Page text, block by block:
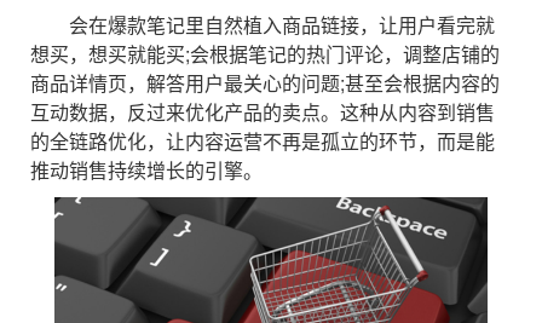
会在爆款笔记里自然植入商品链接，让用户看完就
想买，想买就能买;会根据笔记的热门评论，调整店铺的
商品详情页，解答用户最关心的问题;甚至会根据内容的
互动数据，反过来优化产品的卖点。这种从内容到销售
的全链路优化，让内容运营不再是孤立的环节，而是能
推动销售持续增长的引擎。